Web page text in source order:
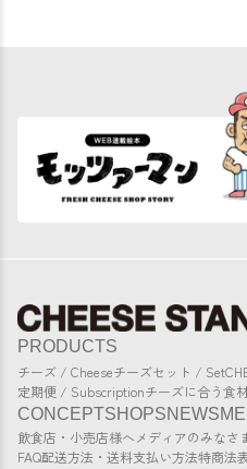
PRODUCTS
チーズ / Cheeseチーズセット / Set
定期便 / Subscriptionチーズに合う食
CONCEPTSHOPSNEWS
飲食店・小売店様へメディアのみなさ
FAQ配送方法・送料支払い方法特商法